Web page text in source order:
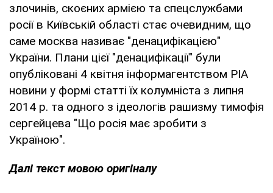
злочинів, скоєних армією та спецслужбами
росії в Київській області стає очевидним, що
саме москва називає "денацифікацією"
України. Плани цієї "денацифікації" були
опубліковані 4 квітня інформагентством РІА
новини у формі статті їх колумніста з липня
2014 р. та одного з ідеологів рашизму тимофія
сергейцева "Що росія має зробити з
Україною".
Далі текст мовою оригіналу